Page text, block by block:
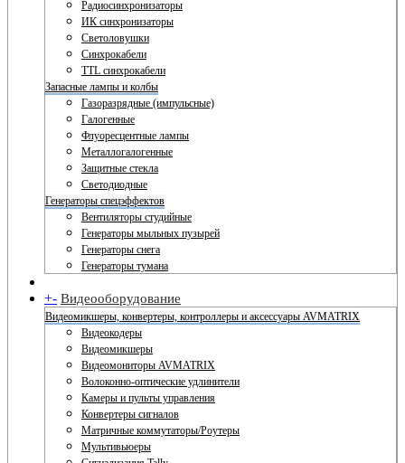
Радиосинхронизаторы
ИК синхронизаторы
Светоловушки
Синхрокабели
TTL синхрокабели
Запасные лампы и колбы
Газоразрядные (импульсные)
Галогенные
Флуоресцентные лампы
Металлогалогенные
Защитные стекла
Светодиодные
Генераторы спецэффектов
Вентиляторы студийные
Генераторы мыльных пузырей
Генераторы снега
Генераторы тумана
+- Видеооборудование
Видеомикшеры, конвертеры, контроллеры и аксессуары AVMATRIX
Видеокодеры
Видеомикшеры
Видеомониторы AVMATRIX
Волоконно-оптические удлинители
Камеры и пульты управления
Конвертеры сигналов
Матричные коммутаторы/Роутеры
Мультивьюеры